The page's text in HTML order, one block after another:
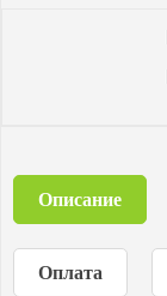
Описание
Оплата